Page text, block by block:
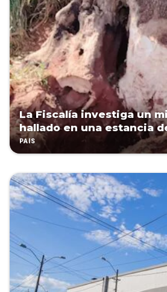
La Fiscalía investiga un
hallado en una estancia
PAÍS